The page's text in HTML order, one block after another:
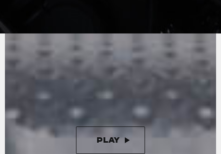
Alto rendimiento sin concesiones: el motor
aprovecha por completo sus 110 CV y el par en
todas las velocidades. La reducción de la
fricción y la certificación Euro 5 confirman la
tecnología de vanguardia y la extraordinaria
eficiencia del motor de tres cilindros en línea,
ligero y compacto.
PLAY